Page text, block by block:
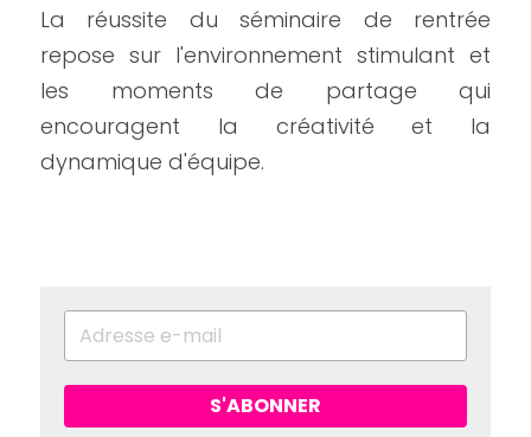
La réussite du séminaire de rentrée
repose sur l'environnement stimulant et
les moments de partage qui
encouragent la créativité et la
dynamique d'équipe.
S'ABONNER